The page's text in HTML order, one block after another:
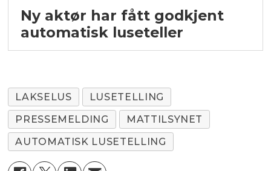
Ny aktør har fått godkjent
automatisk luseteller
LAKSELUS
LUSETELLING
PRESSEMELDING
MATTILSYNET
AUTOMATISK LUSETELLING